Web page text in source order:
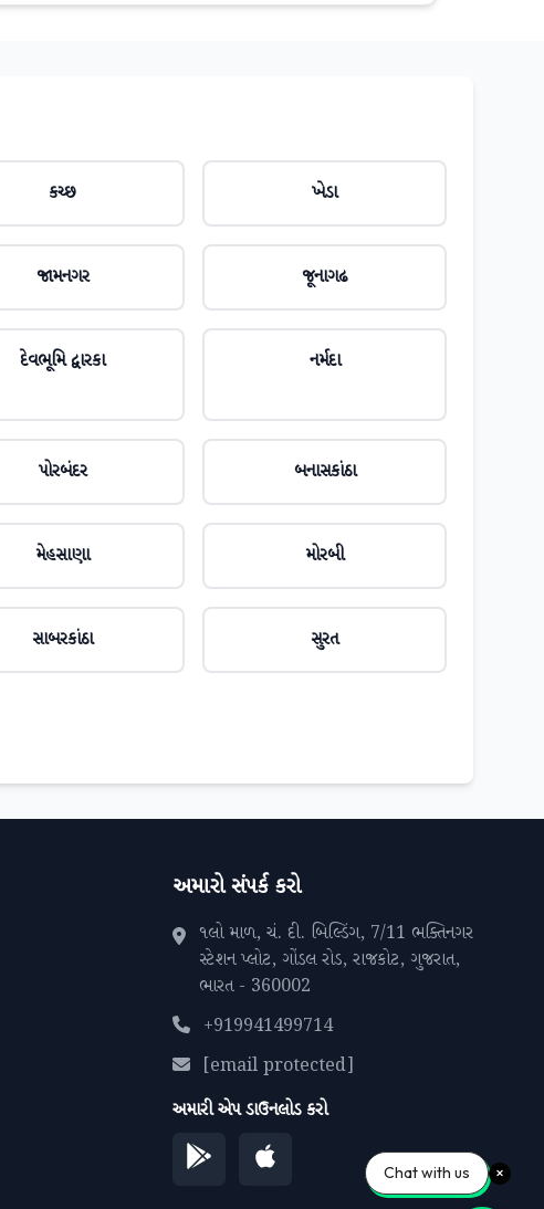
કચ્છ ખેડા
જામનગર જૂનાગઢ
દેવભૂમિ દ્વારકા નર્મદા
પોરબંદર બનાસકાંઠા
મેહસાણા મોરબી
સાબરકાંઠા સુરત
અમારો સંપર્ક કરો
૧લો માળ, ચં. દી. બિલ્ડિંગ, 7/11 ભક્તિનગર
સ્ટેશન પ્લોટ, ગોંડલ રોડ, રાજકોટ, ગુજરાત,
ભારત - 360002
+919941499714
[email protected]
અમારી એપ ડાઉનલોડ કરો
Chat with us